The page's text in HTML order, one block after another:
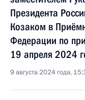
Президента
Козаком в
Федерации по
19 апреля 2024
9 августа 2024 года,